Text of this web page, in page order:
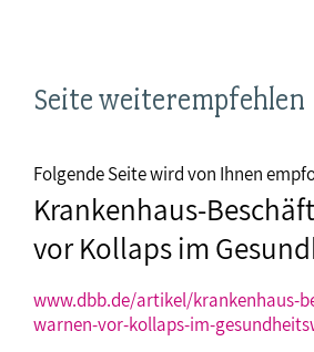
Seite weiterempfehlen
Folgende Seite wird von Ihnen
Krankenhaus-
vor Kollaps im
www.dbb.de/artikel/krankenhaus-
warnen-vor-kollaps-im-